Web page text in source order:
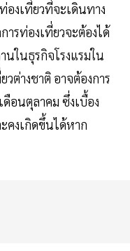
งเที่ยวที่จะเดินทาง
ารท่องเที่ยวจะต้องได้
นในธุรกิจโรงแรมใน
ต่างชาติ อาจต้องการ
อนตุลาคม ซึ่งเบื้อง
คงเกิดขึ้นได้หาก